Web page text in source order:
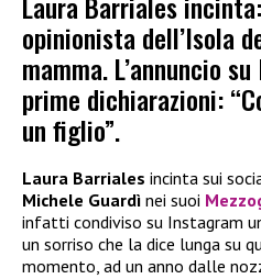
opinionista dell’Isola
mamma. L’annuncio
prime dichiarazioni:
un figlio”.
Laura Barriales incinta sui
Michele Guardì nei suoi
infatti condiviso su Instagram
un sorriso che la dice lunga su
momento, ad un anno dalle